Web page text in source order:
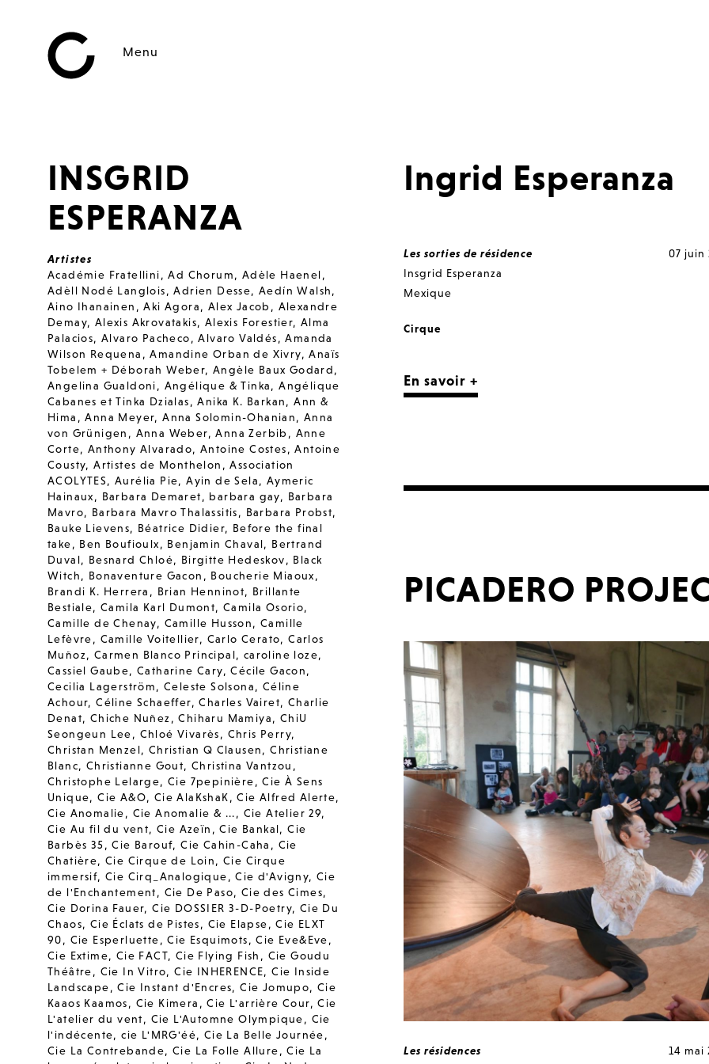
Menu
INSGRID
ESPERANZA
Artistes
Académie Fratellini,Ad Chorum, Adèle Haenel,
Adèll Nodé Langlois,Adrien Desse,Aedín Walsh,
Aino Ihanainen ,Aki Agora, Alex Jacob , Alexandre
Demay, Alexis Akrovatakis, Alexis Forestier,Alma
Palacios,Alvaro Pacheco,Alvaro Valdés,Amanda
Wilson Requena ,Amandine Orban de Xivry,Anaïs
Tobelem + Déborah Weber,Angèle Baux Godard,
Angelina Gualdoni, Angélique & Tinka,Angélique
Cabanes et Tinka Dzialas,Anika K. Barkan,Ann &
Hima ,Anna Meyer,Anna Solomin-Ohanian,Anna
von Grünigen , Anna Weber,Anna Zerbib , Anne
Corte, Anthony Alvarado,Antoine Costes,Antoine
Cousty,Artistes de Monthelon ,Association
ACOLYTES,Aurélia Pie,Ayin de Sela, Aymeric
Hainaux, Barbara Demaret, barbara gay, Barbara
Mavro, Barbara Mavro Thalassitis, Barbara Probst,
Bauke Lievens, Béatrice Didier, Before the final
take, Ben Boufioulx, Benjamin Chaval, Bertrand
Duval, Besnard Chloé, Birgitte Hedeskov, Black
Witch, Bonaventure Gacon , Boucherie Miaoux,
Brandi K. Herrera , Brian Henninot, Brillante
Bestiale,Camila Karl Dumont,Camila Osorio,
Camille de Chenay, Camille Husson,Camille
Lefèvre, Camille Voitellier, Carlo Cerato,Carlos
Muñoz, Carmen Blanco Principal, caroline loze,
Cassiel Gaube,Catharine Cary,Cécile Gacon,
Cecilia Lagerström,Celeste Solsona, Céline
Achour,Céline Schaeffer,Charles Vairet, Charlie
Denat, Chiche Nuñez ,Chiharu Mamiya, ChiU
Seongeun Lee, Chloé Vivarès, Chris Perry,
Christan Menzel, Christian Q Clausen,Christiane
Blanc, Christianne Gout,Christina Vantzou ,
Christophe Lelarge,Cie 7pepinière,Cie À Sens
Unique,Cie A&O, Cie AlaKshaK,Cie Alfred Alerte,
Cie Anomalie, Cie Anomalie & ..., Cie Atelier 29,
Cie Au fil du vent,Cie Azeïn ,Cie Bankal,Cie
Barbès 35,Cie Barouf,Cie Cahin-Caha , Cie
Chatière,Cie Cirque de Loin,Cie Cirque
immersif,Cie Cirq_Analogique,Cie d'Avigny,Cie
de l'Enchantement, Cie De Paso, Cie des Cimes,
Cie Dorina Fauer,Cie DOSSIER 3-D-Poetry, Cie Du
Chaos, Cie Éclats de Pistes, Cie Elapse,Cie ELXT
90, Cie Esperluette,Cie Esquimots,Cie Eve&Eve,
Cie Extime, Cie FACT, Cie Flying Fish , Cie Goudu
Théâtre, Cie In Vitro,Cie INHERENCE,Cie Inside
Landscape,Cie Instant d'Encres,Cie Jomupo,Cie
Kaaos Kaamos, Cie Kimera ,Cie L'arrière Cour,Cie
L'atelier du vent, Cie L'Automne Olympique, Cie
l'indécente,cie L'MRG'éé, Cie La Belle Journée,
Cie La Contrebande,Cie La Folle Allure,Cie La
Ingrid Esperanza
Les sorties de résidence
Insgrid Esperanza
Mexique
Cirque
07 juin
En savoir +
PICADERO
Les résidences
14 mai